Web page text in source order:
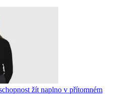
žít naplno v přítomném